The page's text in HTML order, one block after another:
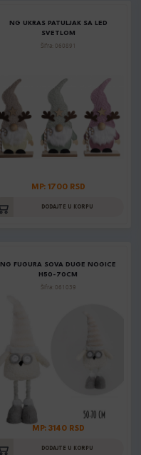
NG UKRAS PATULJAK SA LED
SVETLOM
Šifra: 060891
MP: 1700 RSD
DODAJTE U KORPU
NG FUGURA SOVA DUGE NOGICE
H50-70CM
Šifra: 061039
MP: 3140 RSD
DODAJTE U KORPU